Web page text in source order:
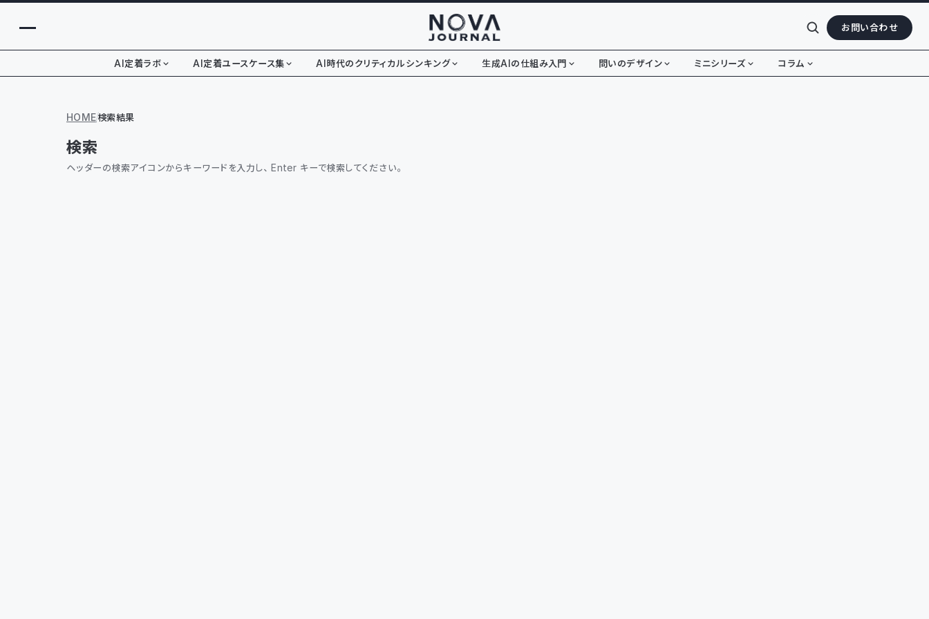
お問い合わせ
AI定着ラボ AI定着ユースケース集 AI時代のクリティカルシンキング 生成AIの仕組み入門 問いのデザイン ミニシリーズ コラム
HOME検索結果
検索
ヘッダーの検索アイコンからキーワードを入力し、Enter キーで検索してください。